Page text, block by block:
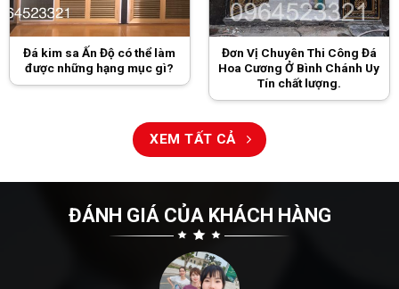
Đá kim sa Ấn Độ có thể làm
được những hạng mục gì?
Đơn Vị Chuyên Thi Công Đá
Hoa Cương Ở Bình Chánh Uy
Tín chất lượng.
XEM TẤT CẢ
ĐÁNH GIÁ CỦA KHÁCH HÀNG